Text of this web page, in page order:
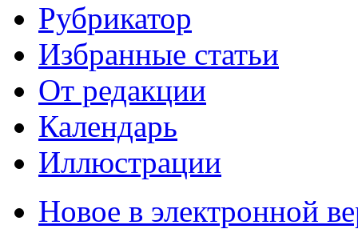
Рубрикатор
Избранные статьи
От редакции
Календарь
Иллюстрации
Новое в электронной